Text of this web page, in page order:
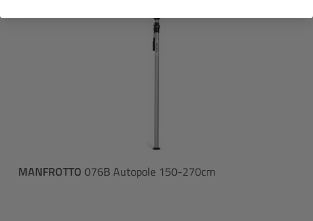
MANFROTTO 076B Autopole 150-270cm